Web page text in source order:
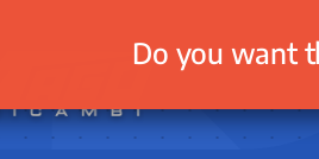
Do you want